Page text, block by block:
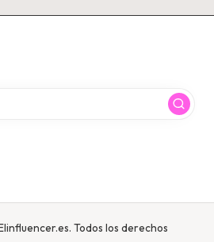
Todos los derechos